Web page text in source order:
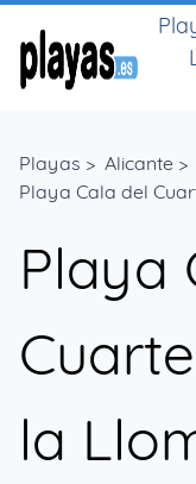
Playas > Alicante >
Playa Cala del
Playa
la